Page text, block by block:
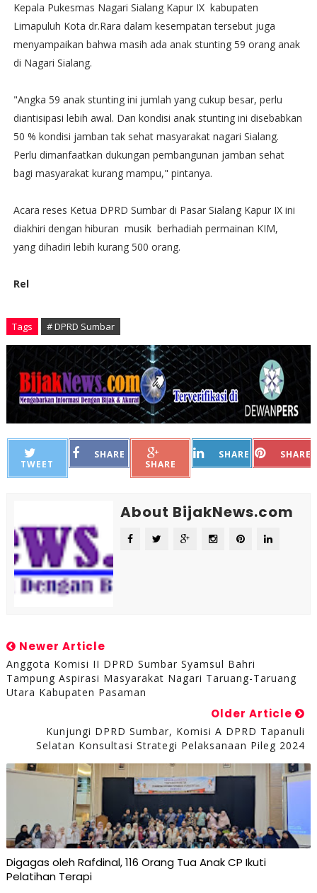
Kepala Pukesmas Nagari Sialang Kapur IX kabupaten
Limapuluh Kota dr.Rara dalam kesempatan tersebut juga
menyampaikan bahwa masih ada anak stunting 59 orang anak
di Nagari Sialang.
"Angka 59 anak stunting ini jumlah yang cukup besar, perlu
diantisipasi lebih awal. Dan kondisi anak stunting ini disebabkan
50 % kondisi jamban tak sehat masyarakat nagari Sialang.
Perlu dimanfaatkan dukungan pembangunan jamban sehat
bagi masyarakat kurang mampu," pintanya.
Acara reses Ketua DPRD Sumbar di Pasar Sialang Kapur IX ini
diakhiri dengan hiburan musik berhadiah permainan KIM,
yang dihadiri lebih kurang 500 orang.
Rel
Tags # DPRD Sumbar
TWEET
SHARE
SHARE
SHARE SHARE
About BijakNews.com
Newer Article
Anggota Komisi II DPRD Sumbar Syamsul Bahri
Tampung Aspirasi Masyarakat Nagari Taruang-Taruang
Utara Kabupaten Pasaman
Older Article
Kunjungi DPRD Sumbar, Komisi A DPRD Tapanuli
Selatan Konsultasi Strategi Pelaksanaan Pileg 2024
Digagas oleh Rafdinal, 116 Orang Tua Anak CP Ikuti
Pelatihan Terapi